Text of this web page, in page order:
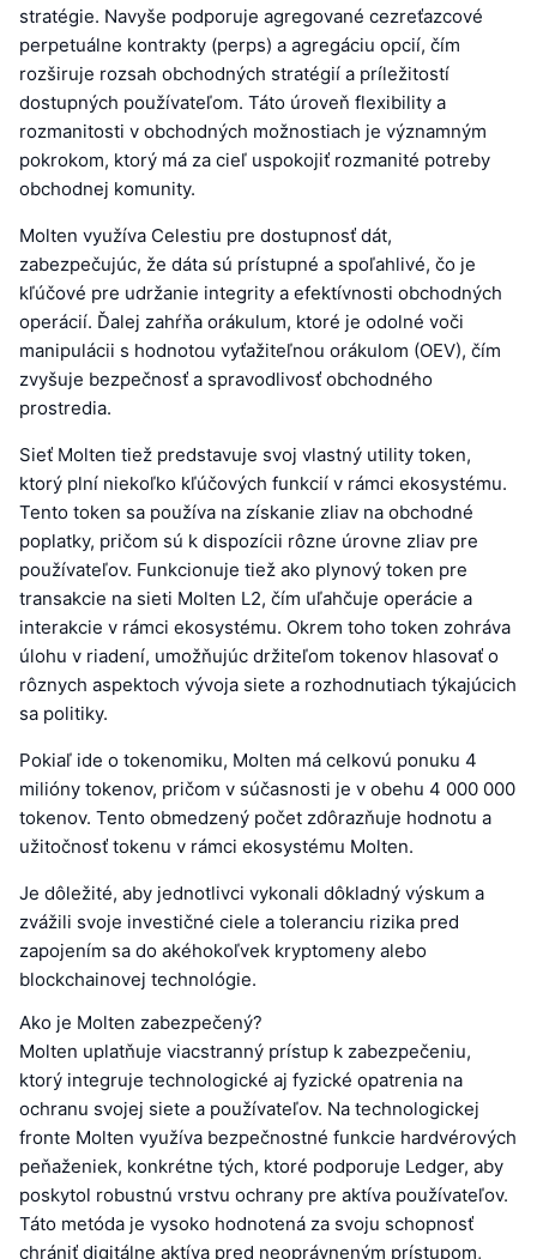
stratégie. Navyše podporuje agregované cezreťazcové
perpetuálne kontrakty (perps) a agregáciu opcií, čím
rozširuje rozsah obchodných stratégií a príležitostí
dostupných používateľom. Táto úroveň flexibility a
rozmanitosti v obchodných možnostiach je významným
pokrokom, ktorý má za cieľ uspokojiť rozmanité potreby
obchodnej komunity.
Molten využíva Celestiu pre dostupnosť dát,
zabezpečujúc, že dáta sú prístupné a spoľahlivé, čo je
kľúčové pre udržanie integrity a efektívnosti obchodných
operácií. Ďalej zahŕňa orákulum, ktoré je odolné voči
manipulácii s hodnotou vyťažiteľnou orákulom (OEV), čím
zvyšuje bezpečnosť a spravodlivosť obchodného
prostredia.
Sieť Molten tiež predstavuje svoj vlastný utility token,
ktorý plní niekoľko kľúčových funkcií v rámci ekosystému.
Tento token sa používa na získanie zliav na obchodné
poplatky, pričom sú k dispozícii rôzne úrovne zliav pre
používateľov. Funkcionuje tiež ako plynový token pre
transakcie na sieti Molten L2, čím uľahčuje operácie a
interakcie v rámci ekosystému. Okrem toho token zohráva
úlohu v riadení, umožňujúc držiteľom tokenov hlasovať o
rôznych aspektoch vývoja siete a rozhodnutiach týkajúcich
sa politiky.
Pokiaľ ide o tokenomiku, Molten má celkovú ponuku 4
milióny tokenov, pričom v súčasnosti je v obehu 4 000 000
tokenov. Tento obmedzený počet zdôrazňuje hodnotu a
užitočnosť tokenu v rámci ekosystému Molten.
Je dôležité, aby jednotlivci vykonali dôkladný výskum a
zvážili svoje investičné ciele a toleranciu rizika pred
zapojením sa do akéhokoľvek kryptomeny alebo
blockchainovej technológie.
Ako je Molten zabezpečený?
Molten uplatňuje viacstranný prístup k zabezpečeniu,
ktorý integruje technologické aj fyzické opatrenia na
ochranu svojej siete a používateľov. Na technologickej
fronte Molten využíva bezpečnostné funkcie hardvérových
peňaženiek, konkrétne tých, ktoré podporuje Ledger, aby
poskytol robustnú vrstvu ochrany pre aktíva používateľov.
Táto metóda je vysoko hodnotená za svoju schopnosť
chrániť digitálne aktíva pred neoprávneným prístupom,